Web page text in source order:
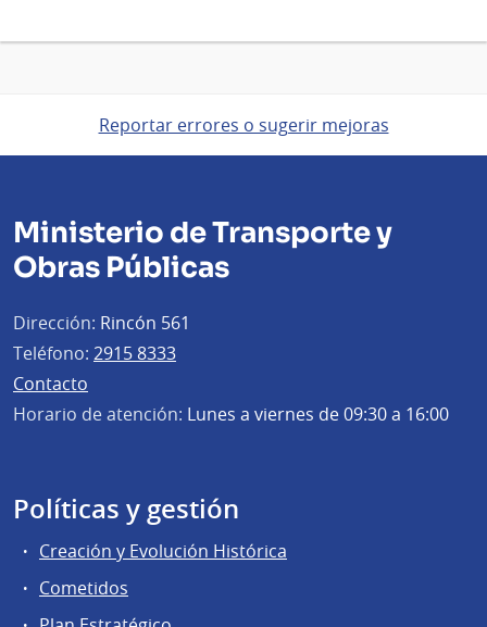
Reportar errores o sugerir mejoras
Ministerio de Transporte y
Obras Públicas
Dirección: Rincón 561
Teléfono: 2915 8333
Contacto
Horario de atención: Lunes a viernes de 09:30 a 16:00
Políticas y gestión
Creación y Evolución Histórica
Cometidos